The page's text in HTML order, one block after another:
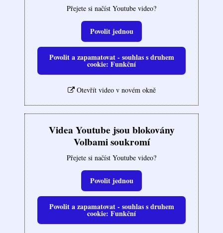
Přejete si načíst Youtube video?
Povolit jednou
Povolit a zapamatovat - souhlas s druhem
cookie: Funkční
Otevřít video v novém okně
Videa Youtube jsou blokovány
Volbami soukromí
Přejete si načíst Youtube video?
Povolit jednou
Povolit a zapamatovat - souhlas s druhem
cookie: Funkční